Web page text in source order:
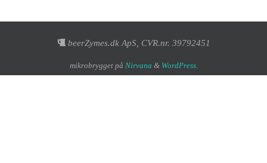
beerZymes.dk ApS, CVR.nr. 39792451
mikrobrygget på Nirvana & WordPress.